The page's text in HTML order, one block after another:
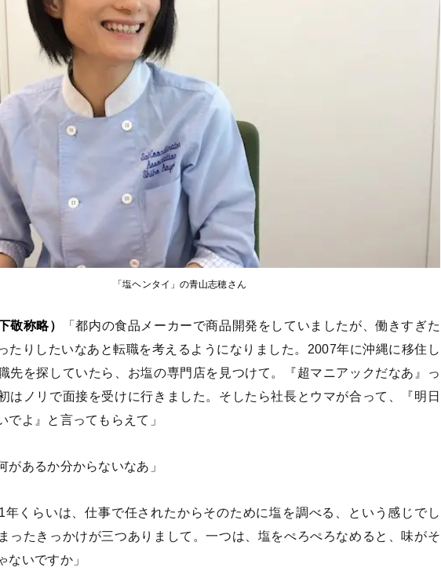
「塩ヘンタイ」の青山志穂さん
敬称略）
「都内の食品メーカーで商品開発をしていましたが、働きすぎた
たりしたいなあと転職を考えるようになりました。2007年に沖縄に移住し
先を探していたら、お塩の専門店を見つけて。『超マニアックだなあ』っ
はノリで面接を受けに行きました。そしたら社長とウマが合って、『明日
でよ』と言ってもらえて」
があるか分からないなあ」
1年くらいは、仕事で任されたからそのために塩を調べる、という感じでし
ったきっかけが三つありまして。一つは、塩をぺろぺろなめると、味がそ
ないですか」